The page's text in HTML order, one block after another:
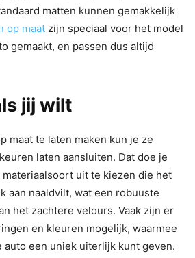
matten kunnen gemakkelijk
op maat zijn speciaal voor het model
gemaakt, en passen dus altijd
jij wilt
maat te laten maken kun je ze
laten aansluiten. Dat doe je
uit te kiezen die het
aan naaldvilt, wat een robuuste
het zachtere velours. Vaak zijn er
en kleuren mogelijk, waarmee
auto een uniek uiterlijk kunt geven.